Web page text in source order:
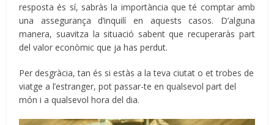
resposta és sí, sabràs la importància que té comptar amb
una assegurança d’inquilí en aquests casos. D’alguna
manera, suavitza la situació sabent que recuperaràs part
del valor econòmic que ja has perdut.
Per desgràcia, tan és si estàs a la teva ciutat o et trobes de
viatge a l’estranger, pot passar-te en qualsevol part del
món i a qualsevol hora del dia.